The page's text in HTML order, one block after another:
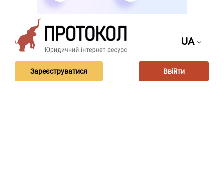
UA
Зареєструватися Ввійти